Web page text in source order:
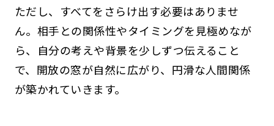
ただし、すべてをさらけ出す必要はありませ
ん。相手との関係性やタイミングを見極めなが
ら、自分の考えや背景を少しずつ伝えること
で、開放の窓が自然に広がり、円滑な人間関係
が築かれていきます。